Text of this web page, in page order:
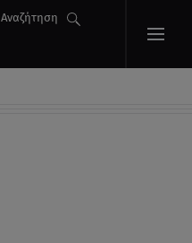
Αναζήτηση